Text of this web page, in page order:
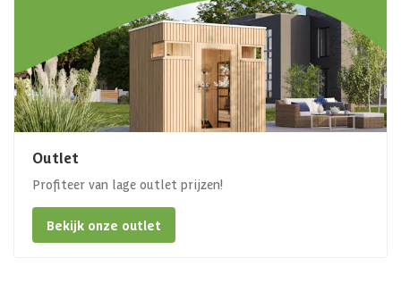
Outlet
Profiteer van lage outlet prijzen!
Bekijk onze outlet